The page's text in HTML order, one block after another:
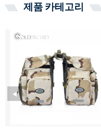
제품 카테고리